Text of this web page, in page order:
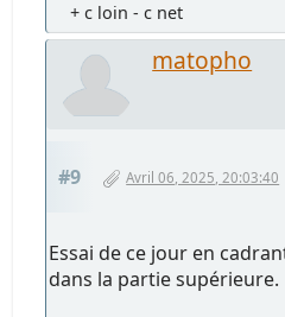
+ c loin - c net
matopho
#9 Avril 06, 2025, 20:03:40
Essai de ce jour en
dans la partie supérieure.